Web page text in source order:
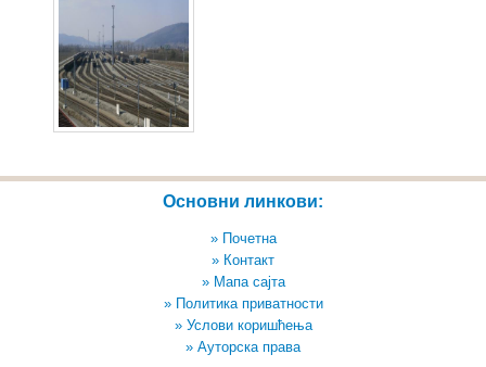
Основни линкови:
» Почетна
» Контакт
» Мапа сајта
» Политика приватности
» Услови коришћења
» Ауторска права